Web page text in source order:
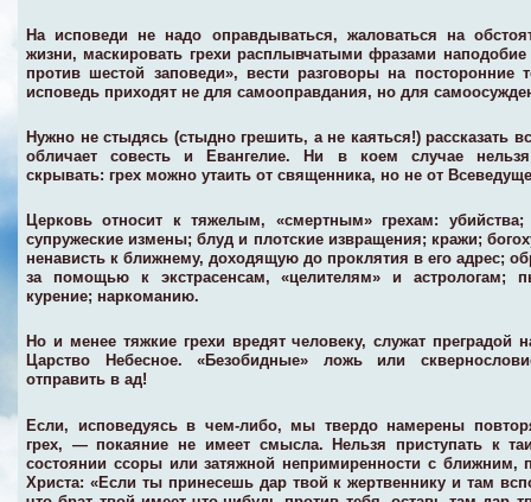
На исповеди не надо оправдываться, жаловаться на
жизни, маскировать грехи расплывчатыми фразами наподобие
против шестой заповеди», вести разговоры на посторонние
исповедь приходят не для самооправдания, но для
Нужно не стыдясь (стыдно грешить, а не каяться!) рассказать
обличает совесть и Евангелие. Ни в коем случае
скрывать: грех можно утаить от священника, но не от
Церковь относит к тяжелым, «смертным» грехам: убийства;
супружеские измены; блуд и плотские извращения; кражи;
ненависть к ближнему, доходящую до проклятия в его адрес;
за помощью к экстрасенсам, «целителям» и астрологам;
курение; наркоманию.
Но и менее тяжкие грехи вредят человеку, служат преградой
Царство Небесное. «Безобидные» ложь или
отправить в ад!
Если, исповедуясь в чем-либо, мы твердо намерены
грех, — покаяние не имеет смысла. Нельзя приступать к
состоянии ссоры или затяжной непримиренности с ближним,
Христа: «Если ты принесешь дар твой к жертвеннику и там